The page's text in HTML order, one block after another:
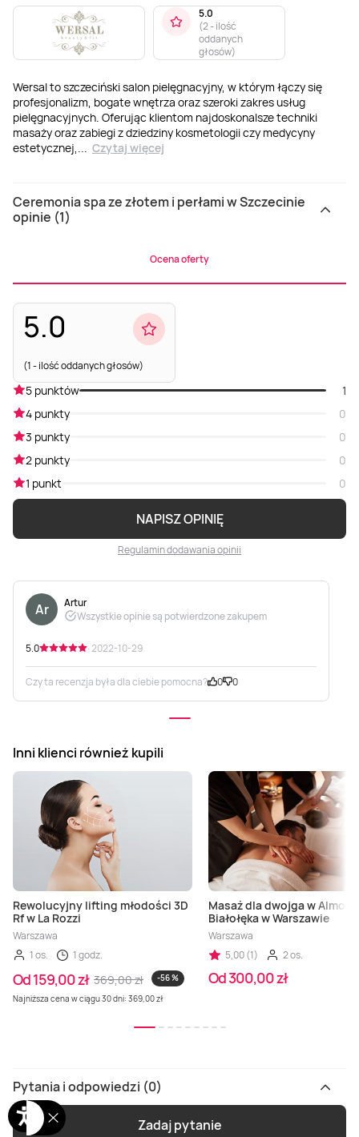
Wersal to szczeciński salon pielęgnacyjny, w którym łączy się
profesjonalizm, bogate wnętrza oraz szeroki zakres usług
pielęgnacyjnych. Oferując klientom najdoskonalsze techniki
masaży oraz zabiegi z dziedziny kosmetologii czy medycyny
estetycznej,... Czytaj więcej
5.0
(2 - ilość
oddanych
głosów)
Ceremonia spa ze złotem i perłami w Szczecinie
opinie (1)
Ocena oferty
5.0
(1 - ilość oddanych głosów)
NAPISZ OPINIĘ
Regulamin dodawania opinii
5 punktów
1
4 punkty
0
3 punkty
0
2 punkty
0
1 punkt
0
Ar
Artur
Wszystkie opinie są potwierdzone zakupem
5.0 · 2022-10-29
Czy ta recenzja była dla ciebie pomocna? 0 0
Inni klienci również kupili
Rewolucyjny lifting młodości 3D
Rf w La Rozzi
Warszawa
1 os.
1 godz.
Od 159,00 zł 369,00 zł
-56 %
Najniższa cena w ciągu 30 dni: 369,00 zł
Masaż dla dwojga w
Białołęka w Warszawie
Warszawa
5,00 (1)
2 os.
Od 300,00 zł
Pytania i odpowiedzi (0)
Zadaj pytanie